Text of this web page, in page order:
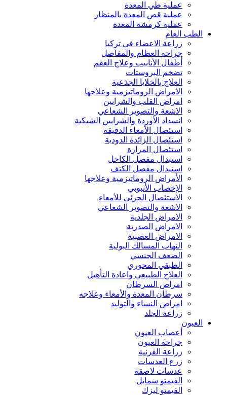
عملية طي المعدة
عملية قص المعدة بالمنظار
عملية كرمشة المعدة
الطب العام
زراعة الاعضاء في تركيا
جراحه العظام والمفاصل
أطفال الأنابيب وعلاج العقم
تضخم البروستات
العلاج بالخلايا الجذعية
الأمراض الروماتيزمية وعلاجها
امراض القلب والشرايين
الاشعة والتصوير الشعاعي
انسداد الأوردة والشرايين الشبكية
استئصال الأمعاء الدقيقة
استئصال الزائدة الدودية
استئصال المرارة
استبدال مفصل الكاحل
استبدال مفصل الكتف
الأمراض الروماتيزمية وعلاجها
الإخصاب الأنبوبي
الاستئصال الجزئي للأمعاء
الاشعة والتصوير الشعاعي
الامراض الجلدية
الامراض الصدرية
الامراض العصبية
التهاب المسالك البولية
الضعف الجنسي
الطبقي المحوري
العلاج الطبيعي واعادة التأهيل
امراض السرطان
سرطان المعدة والأمعاء وعلاجه
امراض النساء والتوليد
زراعة الجلد
العيون
أعصاب العيون
جراحة العيون
زراعة القرنية
زرع العدسات
عدسات لاصقة
الفيمتو سمايل
الفيمتو ليزك